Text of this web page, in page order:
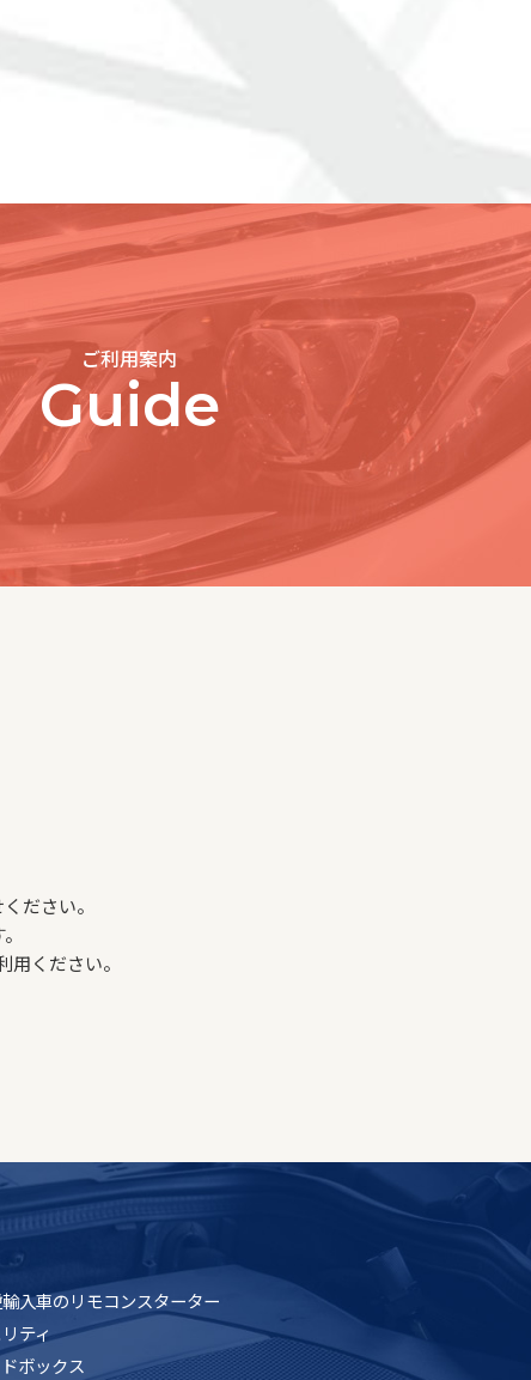
ご利用案内
Guide
ださい。
ください。
入車のリモコンスターター
ティ
ボックス